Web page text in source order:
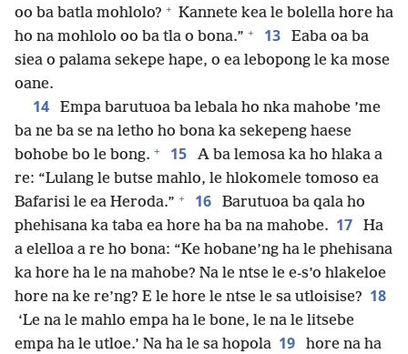
oo ba batla mohlolo? + Kannete kea le bolella hore ha
ho na mohlolo oo ba tla o bona.” + 13
Eaba oa ba
siea o palama sekepe hape, o ea lebopong le ka mose
oane.
14
Empa barutuoa ba lebala ho nka mahobe ’me
ba ne ba se na letho ho bona ka sekepeng haese
bohobe bo le bong. + 15
A ba lemosa ka ho hlaka a
re: “Lulang le butse mahlo, le hlokomele tomoso ea
Bafarisi le ea Heroda.” + 16
Barutuoa ba qala ho
phehisana ka taba ea hore ha ba na mahobe. 17
Ha
a elelloa a re ho bona: “Ke hobane’ng ha le phehisana
ka hore ha le na mahobe? Na le ntse le e-s’o hlakeloe
hore na ke re’ng? E le hore le ntse le sa utloisise? 18
‘Le na le mahlo empa ha le bone, le na le litsebe
empa ha le utloe.’ Na ha le sa hopola 19
hore na ha